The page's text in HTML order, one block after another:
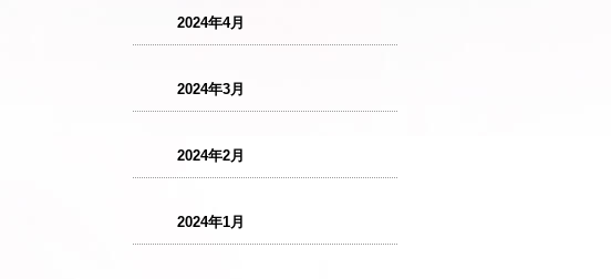
2024年4月
2024年3月
2024年2月
2024年1月